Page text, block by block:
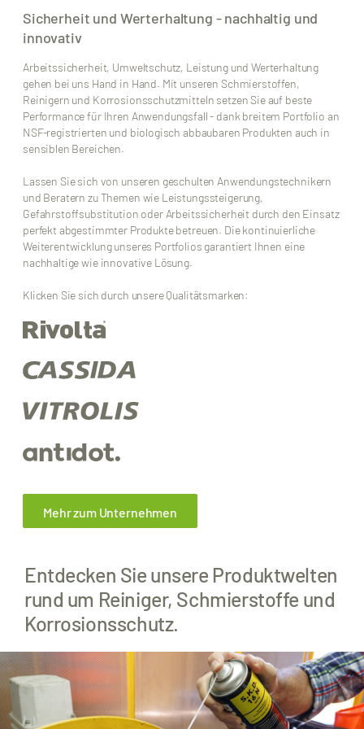
Sicherheit und Werterhaltung - nachhaltig und
innovativ
Arbeitssicherheit, Umweltschutz, Leistung und Werterhaltung
gehen bei uns Hand in Hand. Mit unseren Schmierstoffen,
Reinigern und Korrosionsschutzmitteln setzen Sie auf beste
Performance für Ihren Anwendungsfall - dank breitem Portfolio an
NSF-registrierten und biologisch abbaubaren Produkten auch in
sensiblen Bereichen.
Lassen Sie sich von unseren geschulten Anwendungstechnikern
und Beratern zu Themen wie Leistungssteigerung,
Gefahrstoffsubstitution oder Arbeitssicherheit durch den Einsatz
perfekt abgestimmter Produkte betreuen. Die kontinuierliche
Weiterentwicklung unseres Portfolios garantiert Ihnen eine
nachhaltige wie innovative Lösung.
Klicken Sie sich durch unsere Qualitätsmarken:
Mehr zum Unternehmen
Entdecken Sie unsere Produktwelten
rund um Reiniger, Schmierstoffe und
Korrosionsschutz.